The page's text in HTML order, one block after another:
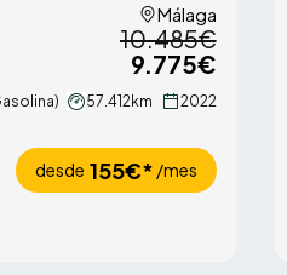
Málaga
10.485€
9.775€
57.412km 2022
desde 155€* /mes